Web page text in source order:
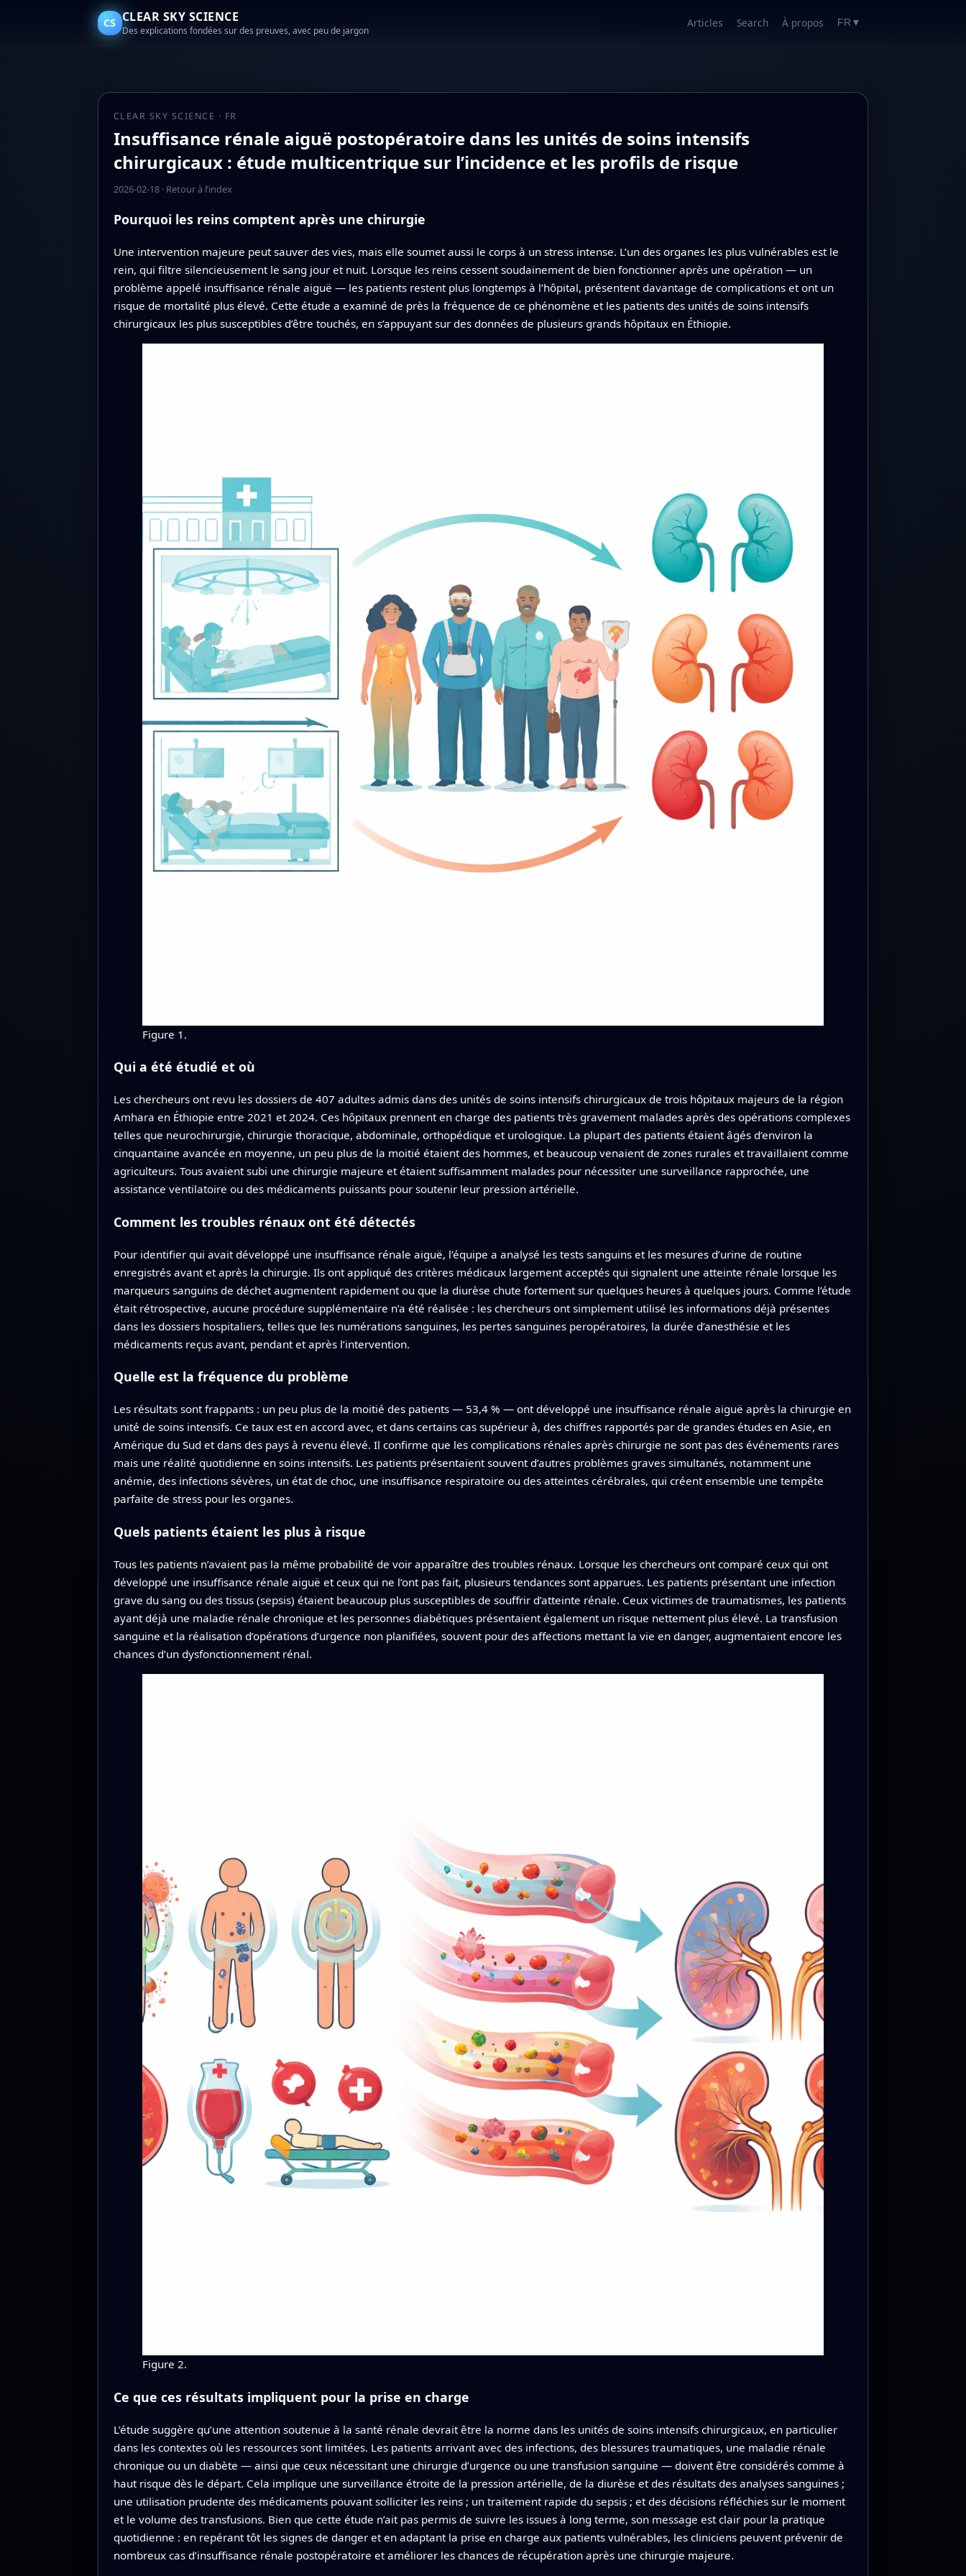
CS CLEAR SKY SCIENCE
Des explications fondées sur des preuves, avec peu de jargon
Articles Search À propos FR ▼
CLEAR SKY SCIENCE · FR
Insuffisance rénale aiguë postopératoire dans les unités de soins intensifs
chirurgicaux : étude multicentrique sur l’incidence et les profils de risque
2026-02-18· Retour à l’index
Pourquoi les reins comptent après une chirurgie
Une intervention majeure peut sauver des vies, mais elle soumet aussi le corps à un stress intense. L’un des organes les plus vulnérables est le
rein, qui filtre silencieusement le sang jour et nuit. Lorsque les reins cessent soudainement de bien fonctionner après une opération — un
problème appelé insuffisance rénale aiguë — les patients restent plus longtemps à l’hôpital, présentent davantage de complications et ont un
risque de mortalité plus élevé. Cette étude a examiné de près la fréquence de ce phénomène et les patients des unités de soins intensifs
chirurgicaux les plus susceptibles d’être touchés, en s’appuyant sur des données de plusieurs grands hôpitaux en Éthiopie.
Figure 1.
Qui a été étudié et où
Les chercheurs ont revu les dossiers de 407 adultes admis dans des unités de soins intensifs chirurgicaux de trois hôpitaux majeurs de la région
Amhara en Éthiopie entre 2021 et 2024. Ces hôpitaux prennent en charge des patients très gravement malades après des opérations complexes
telles que neurochirurgie, chirurgie thoracique, abdominale, orthopédique et urologique. La plupart des patients étaient âgés d’environ la
cinquantaine avancée en moyenne, un peu plus de la moitié étaient des hommes, et beaucoup venaient de zones rurales et travaillaient comme
agriculteurs. Tous avaient subi une chirurgie majeure et étaient suffisamment malades pour nécessiter une surveillance rapprochée, une
assistance ventilatoire ou des médicaments puissants pour soutenir leur pression artérielle.
Comment les troubles rénaux ont été détectés
Pour identifier qui avait développé une insuffisance rénale aiguë, l’équipe a analysé les tests sanguins et les mesures d’urine de routine
enregistrés avant et après la chirurgie. Ils ont appliqué des critères médicaux largement acceptés qui signalent une atteinte rénale lorsque les
marqueurs sanguins de déchet augmentent rapidement ou que la diurèse chute fortement sur quelques heures à quelques jours. Comme l’étude
était rétrospective, aucune procédure supplémentaire n’a été réalisée : les chercheurs ont simplement utilisé les informations déjà présentes
dans les dossiers hospitaliers, telles que les numérations sanguines, les pertes sanguines peropératoires, la durée d’anesthésie et les
médicaments reçus avant, pendant et après l’intervention.
Quelle est la fréquence du problème
Les résultats sont frappants : un peu plus de la moitié des patients — 53,4 % — ont développé une insuffisance rénale aiguë après la chirurgie en
unité de soins intensifs. Ce taux est en accord avec, et dans certains cas supérieur à, des chiffres rapportés par de grandes études en Asie, en
Amérique du Sud et dans des pays à revenu élevé. Il confirme que les complications rénales après chirurgie ne sont pas des événements rares
mais une réalité quotidienne en soins intensifs. Les patients présentaient souvent d’autres problèmes graves simultanés, notamment une
anémie, des infections sévères, un état de choc, une insuffisance respiratoire ou des atteintes cérébrales, qui créent ensemble une tempête
parfaite de stress pour les organes.
Quels patients étaient les plus à risque
Tous les patients n’avaient pas la même probabilité de voir apparaître des troubles rénaux. Lorsque les chercheurs ont comparé ceux qui ont
développé une insuffisance rénale aiguë et ceux qui ne l’ont pas fait, plusieurs tendances sont apparues. Les patients présentant une infection
grave du sang ou des tissus (sepsis) étaient beaucoup plus susceptibles de souffrir d’atteinte rénale. Ceux victimes de traumatismes, les patients
ayant déjà une maladie rénale chronique et les personnes diabétiques présentaient également un risque nettement plus élevé. La transfusion
sanguine et la réalisation d’opérations d’urgence non planifiées, souvent pour des affections mettant la vie en danger, augmentaient encore les
chances d’un dysfonctionnement rénal.
Figure 2.
Ce que ces résultats impliquent pour la prise en charge
L’étude suggère qu’une attention soutenue à la santé rénale devrait être la norme dans les unités de soins intensifs chirurgicaux, en particulier
dans les contextes où les ressources sont limitées. Les patients arrivant avec des infections, des blessures traumatiques, une maladie rénale
chronique ou un diabète — ainsi que ceux nécessitant une chirurgie d’urgence ou une transfusion sanguine — doivent être considérés comme à
haut risque dès le départ. Cela implique une surveillance étroite de la pression artérielle, de la diurèse et des résultats des analyses sanguines ;
une utilisation prudente des médicaments pouvant solliciter les reins ; un traitement rapide du sepsis ; et des décisions réfléchies sur le moment
et le volume des transfusions. Bien que cette étude n’ait pas permis de suivre les issues à long terme, son message est clair pour la pratique
quotidienne : en repérant tôt les signes de danger et en adaptant la prise en charge aux patients vulnérables, les cliniciens peuvent prévenir de
nombreux cas d’insuffisance rénale postopératoire et améliorer les chances de récupération après une chirurgie majeure.